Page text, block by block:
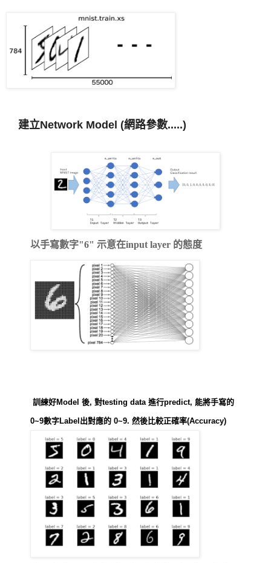
建立Network Model (網路參數.....)
以手寫數字"6" 示意在input layer 的態度
訓練好Model 後, 對testing data 進行predict, 能將手寫的
0~9數字Label出對應的 0~9. 然後比較正確率(Accuracy)